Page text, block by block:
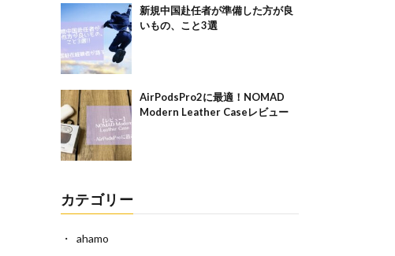
新規中国赴任者が準備した方が良
いもの、こと3選
AirPodsPro2に最適！NOMAD
Modern Leather Caseレビュー
カテゴリー
ahamo